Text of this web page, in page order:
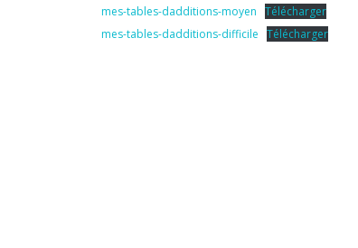
mes-tables-dadditions-moyen Télécharger
mes-tables-dadditions-difficile Télécharger